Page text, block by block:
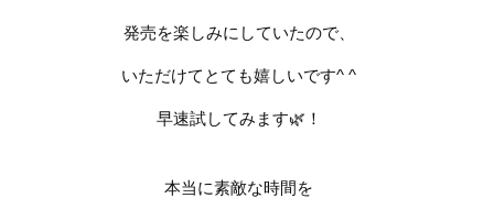
発売を楽しみにしていたので、
いただけてとても嬉しいです^ ^
早速試してみます🌿 ！
本当に素敵な時間を